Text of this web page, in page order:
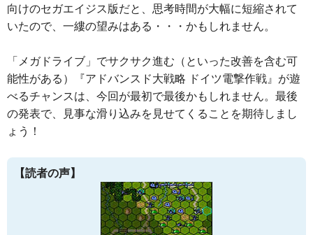
向けのセガエイジス版だと、思考時間が大幅に短縮されて
いたので、一縷の望みはある・・・かもしれません。
「メガドライブ」でサクサク進む（といった改善を含む可
能性がある）『アドバンスド大戦略 ドイツ電撃作戦』が遊
べるチャンスは、今回が最初で最後かもしれません。最後
の発表で、見事な滑り込みを見せてくることを期待しまし
ょう！
【読者の声】